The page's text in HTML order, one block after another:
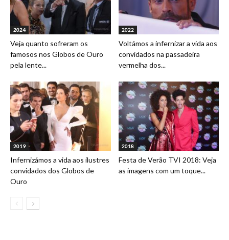
2024
Veja quanto sofreram os
famosos nos Globos de Ouro
pela lente...
2022
Voltámos a infernizar a vida aos
convidados na passadeira
vermelha dos...
2019
Infernizámos a vida aos ilustres
convidados dos Globos de
Ouro
2018
Festa de Verão TVI 2018: Veja
as imagens com um toque...